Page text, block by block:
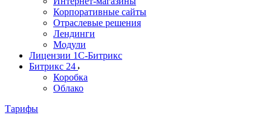
Корпоративные сайты
Отраслевые решения
Лендинги
Модули
Лицензии 1С-Битрикс
Битрикс 24
Коробка
Облако
Тарифы